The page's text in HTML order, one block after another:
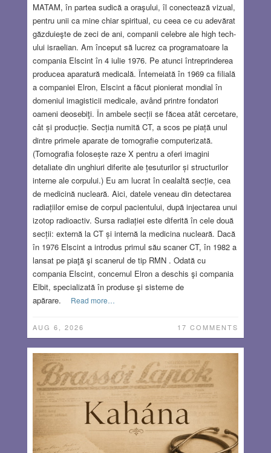
MATAM, în partea sudică a oraşului, îl conectează vizual,
pentru unii ca mine chiar spiritual, cu ceea ce cu adevărat
găzduieşte de zeci de ani, companii celebre ale high tech-
ului israelian. Am început să lucrez ca programatoare la
compania Elscint în 4 iulie 1976. Pe atunci întreprinderea
producea aparatură medicală. Întemeiată în 1969 ca filială
a companiei Elron, Elscint a făcut pionierat mondial în
domeniul imagisticii medicale, având printre fondatori
oameni deosebiţi. În ambele secții se făcea atât cercetare,
cât și producție. Secția numită CT, a scos pe piață unul
dintre primele aparate de tomografie computerizată.
(Tomografia folosește raze X pentru a oferi imagini
detaliate din unghiuri diferite ale țesuturilor și structurilor
interne ale corpului.) Eu am lucrat în cealaltă secție, cea
de medicină nucleară. Aici, datele veneau din detectarea
radiațiilor emise de corpul pacientului, după injectarea unui
izotop radioactiv. Sursa radiației este diferită în cele două
secții: externă la CT și internă la medicina nucleară. Dacă
în 1976 Elscint a introdus primul său scaner CT, în 1982 a
lansat pe piaţă şi scanerul de tip RMN . Odată cu
compania Elscint, concernul Elron a deschis şi compania
Elbit, specializată în produse şi sisteme de
apărare.
Read more…
AUG 6, 2026 17 COMMENTS